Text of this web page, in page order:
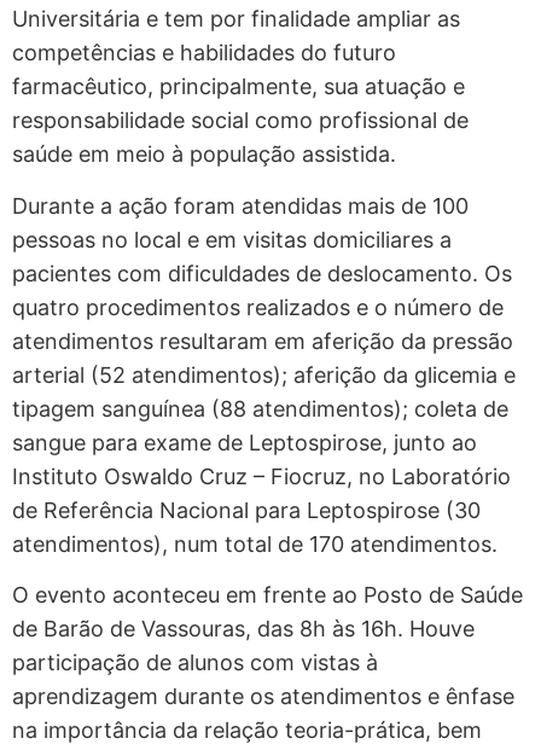
Universitária e tem por finalidade ampliar as
competências e habilidades do futuro
farmacêutico, principalmente, sua atuação e
responsabilidade social como profissional de
saúde em meio à população assistida.
Durante a ação foram atendidas mais de 100
pessoas no local e em visitas domiciliares a
pacientes com dificuldades de deslocamento. Os
quatro procedimentos realizados e o número de
atendimentos resultaram em aferição da pressão
arterial (52 atendimentos); aferição da glicemia e
tipagem sanguínea (88 atendimentos); coleta de
sangue para exame de Leptospirose, junto ao
Instituto Oswaldo Cruz – Fiocruz, no Laboratório
de Referência Nacional para Leptospirose (30
atendimentos), num total de 170 atendimentos.
O evento aconteceu em frente ao Posto de Saúde
de Barão de Vassouras, das 8h às 16h. Houve
participação de alunos com vistas à
aprendizagem durante os atendimentos e ênfase
na importância da relação teoria-prática, bem